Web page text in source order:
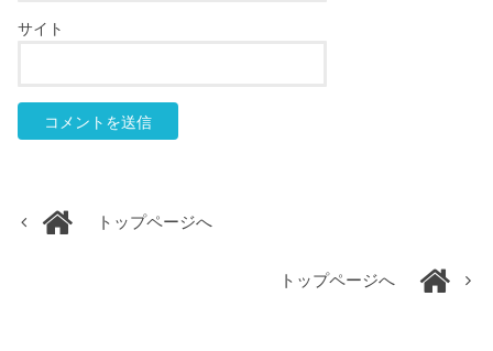
サイト
トップページへ
トップページへ